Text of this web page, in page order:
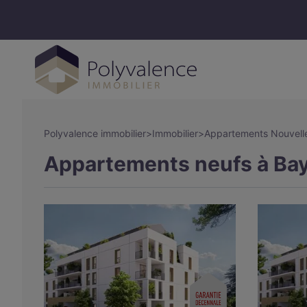
Polyvalence immobilier>Immobilier>Appartements
Appartements neufs à